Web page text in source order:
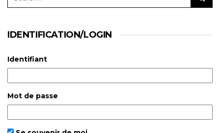
IDENTIFICATION/LOGIN
Identifiant
Mot de passe